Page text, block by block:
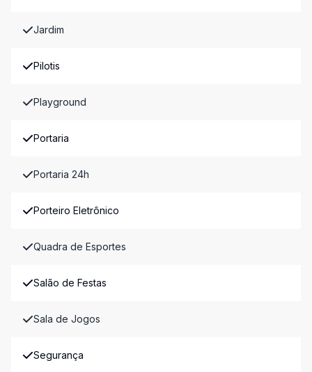
Jardim
Pilotis
Playground
Portaria
Portaria 24h
Porteiro Eletrônico
Quadra de Esportes
Salão de Festas
Sala de Jogos
Segurança